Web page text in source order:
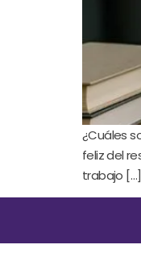
¿Cuáles
feliz del
trabajo […]